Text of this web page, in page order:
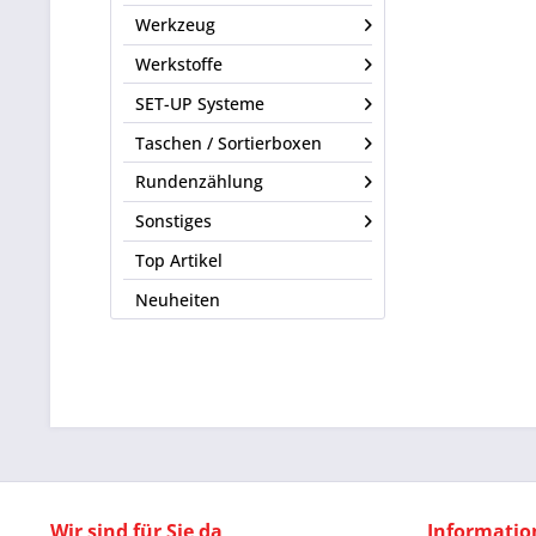
Werkzeug
Werkstoffe
SET-UP Systeme
Taschen / Sortierboxen
Rundenzählung
Sonstiges
Top Artikel
Neuheiten